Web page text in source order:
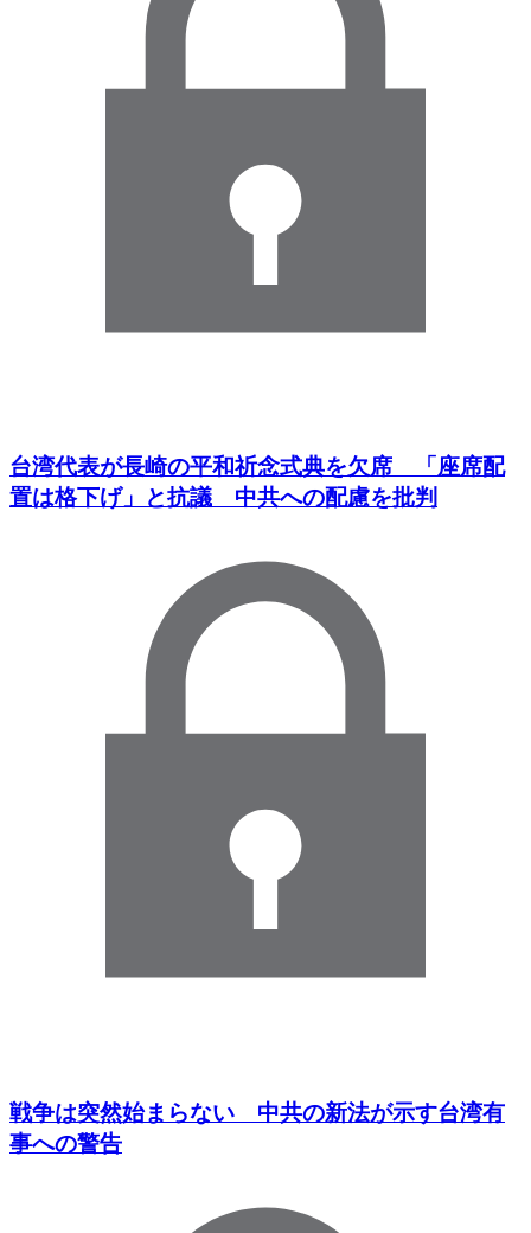
台湾代表が長崎の平和祈念式典を欠席 「座席配
置は格下げ」と抗議 中共への配慮を批判
戦争は突然始まらない 中共の新法が示す台湾有
事への警告